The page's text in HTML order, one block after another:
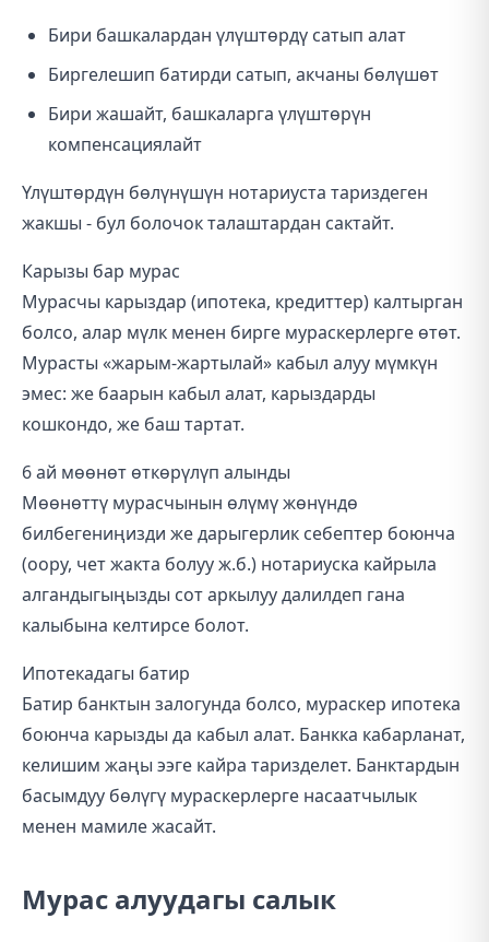
Бири башкалардан үлүштөрдү сатып алат
Биргелешип батирди сатып, акчаны бөлүшөт
Бири жашайт, башкаларга үлүштөрүн
компенсациялайт
Үлүштөрдүн бөлүнүшүн нотариуста тариздеген
жакшы - бул болочок талаштардан сактайт.
Карызы бар мурас
Мурасчы карыздар (ипотека, кредиттер) калтырган
болсо, алар мүлк менен бирге мураскерлерге өтөт.
Мурасты «жарым-жартылай» кабыл алуу мүмкүн
эмес: же баарын кабыл алат, карыздарды
кошкондо, же баш тартат.
6 ай мөөнөт өткөрүлүп алынды
Мөөнөттү мурасчынын өлүмү жөнүндө
билбегениңизди же дарыгерлик себептер боюнча
(оору, чет жакта болуу ж.б.) нотариуска кайрыла
алгандыгыңызды сот аркылуу далилдеп гана
калыбына келтирсе болот.
Ипотекадагы батир
Батир банктын залогунда болсо, мураскер ипотека
боюнча карызды да кабыл алат. Банкка кабарланат,
келишим жаңы ээге кайра таризделет. Банктардын
басымдуу бөлүгү мураскерлерге насаатчылык
менен мамиле жасайт.
Мурас алуудагы салык